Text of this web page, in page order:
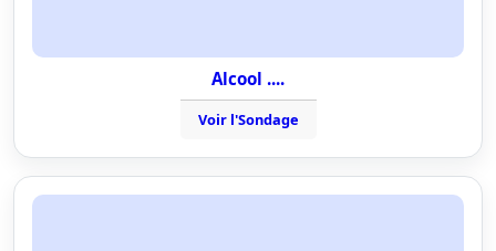
Alcool ....
Voir l'Sondage